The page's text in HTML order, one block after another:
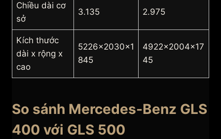
Chiều dài cơ
sở
3.135 2.975
Kích thước
dài x rộng x
cao
5226x2030x1
845
4922x2004x17
45
So sánh Mercedes-Benz GLS
400 với GLS 500